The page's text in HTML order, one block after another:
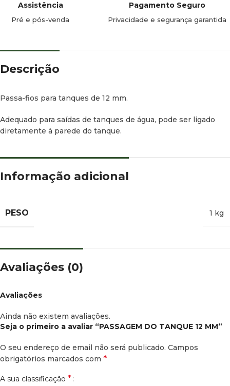
Assistência
Pré e pós-venda
Pagamento Seguro
Privacidade e segurança garantida
Descrição
Passa-fios para tanques de 12 mm.
Adequado para saídas de tanques de água, pode ser ligado
diretamente à parede do tanque.
Informação adicional
PESO 1 kg
Avaliações (0)
Avaliações
Ainda não existem avaliações.
Seja o primeiro a avaliar “PASSAGEM DO TANQUE 12 MM”
O seu endereço de email não será publicado. Campos
obrigatórios marcados com *
A sua classificação *